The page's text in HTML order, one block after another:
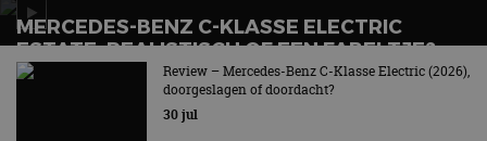
MERCEDES-BENZ C-KLASSE ELECTRIC
ESTATE: REALISTISCH OF EEN FABELTJE?
Het verlossende antwoordReview – Mercedes-Benz C-Klasse Electric (2026),
doorgeslagen of doordacht?
30 jul